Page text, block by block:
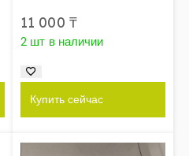
11 000 ₸
2 шт в наличии
Купить сейчас